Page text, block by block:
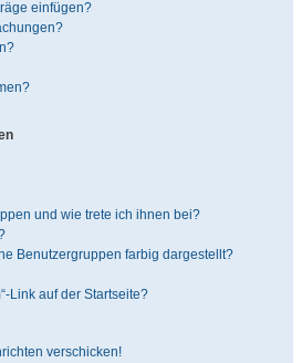
einfügen?
und wie trete ich ihnen bei?
Benutzergruppen farbig dargestellt?
Link auf der Startseite?
verschicken!